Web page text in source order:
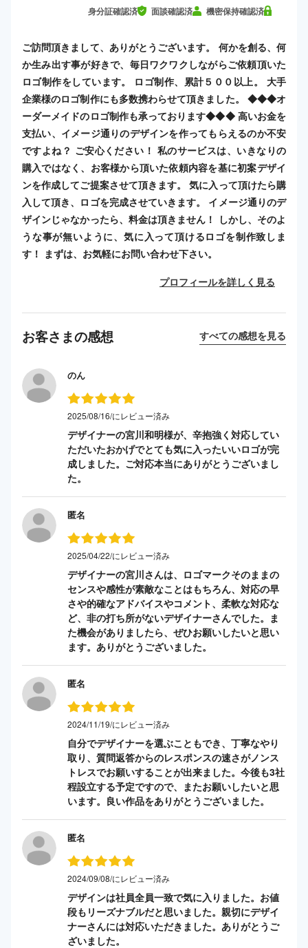
身分証確認済 面談確認済 機密保持確認済
ご訪問頂きまして、ありがとうございます。 何かを創る、何
か生み出す事が好きで、毎日ワクワクしながらご依頼頂いた
ロゴ制作をしています。 ロゴ制作、累計５００以上。 大手
企業様のロゴ制作にも多数携わらせて頂きました。 ◆◆◆オ
ーダーメイドのロゴ制作も承っております◆◆◆ 高いお金を
支払い、イメージ通りのデザインを作ってもらえるのか不安
ですよね？ ご安心ください！ 私のサービスは、いきなりの
購入ではなく、お客様から頂いた依頼内容を基に初案デザイ
ンを作成してご提案させて頂きます。 気に入って頂けたら購
入して頂き、ロゴを完成させていきます。 イメージ通りのデ
ザインじゃなかったら、料金は頂きません！ しかし、そのよ
うな事が無いように、気に入って頂けるロゴを制作致しま
す！ まずは、お気軽にお問い合わせ下さい。
プロフィールを詳しく見る
お客さまの感想 すべての感想を見る
のん
2025/08/16/にレビュー済み
デザイナーの宮川和明様が、辛抱強く対応してい
ただいたおかげでとても気に入ったいいロゴが完
成しました。ご対応本当にありがとうございまし
た。
匿名
2025/04/22/にレビュー済み
デザイナーの宮川さんは、ロゴマークそのままの
センスや感性が素敵なことはもちろん、対応の早
さや的確なアドバイスやコメント、柔軟な対応な
ど、非の打ち所がないデザイナーさんでした。ま
た機会がありましたら、ぜひお願いしたいと思い
ます。ありがとうございました。
匿名
2024/11/19/にレビュー済み
自分でデザイナーを選ぶこともでき、丁寧なやり
取り、質問返答からのレスポンスの速さがノンス
トレスでお願いすることが出来ました。今後も3社
程設立する予定ですので、またお願いしたいと思
います。良い作品をありがとうございました。
匿名
2024/09/08/にレビュー済み
デザインは社員全員一致で気に入りました。お値
段もリーズナブルだと思いました。親切にデザイ
ナーさんには対応いただきました。ありがとうご
ざいました。